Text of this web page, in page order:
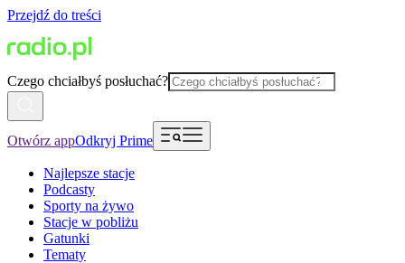
Przejdź do treści
Czego chciałbyś posłuchać?
Otwórz appOdkryj Prime
Najlepsze stacje
Podcasty
Sporty na żywo
Stacje w pobliżu
Gatunki
Tematy